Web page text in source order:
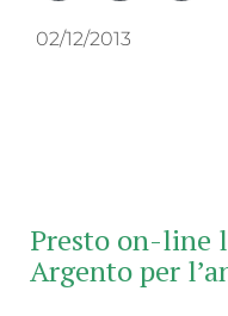
02/12/2013
Presto on-line
Argento per